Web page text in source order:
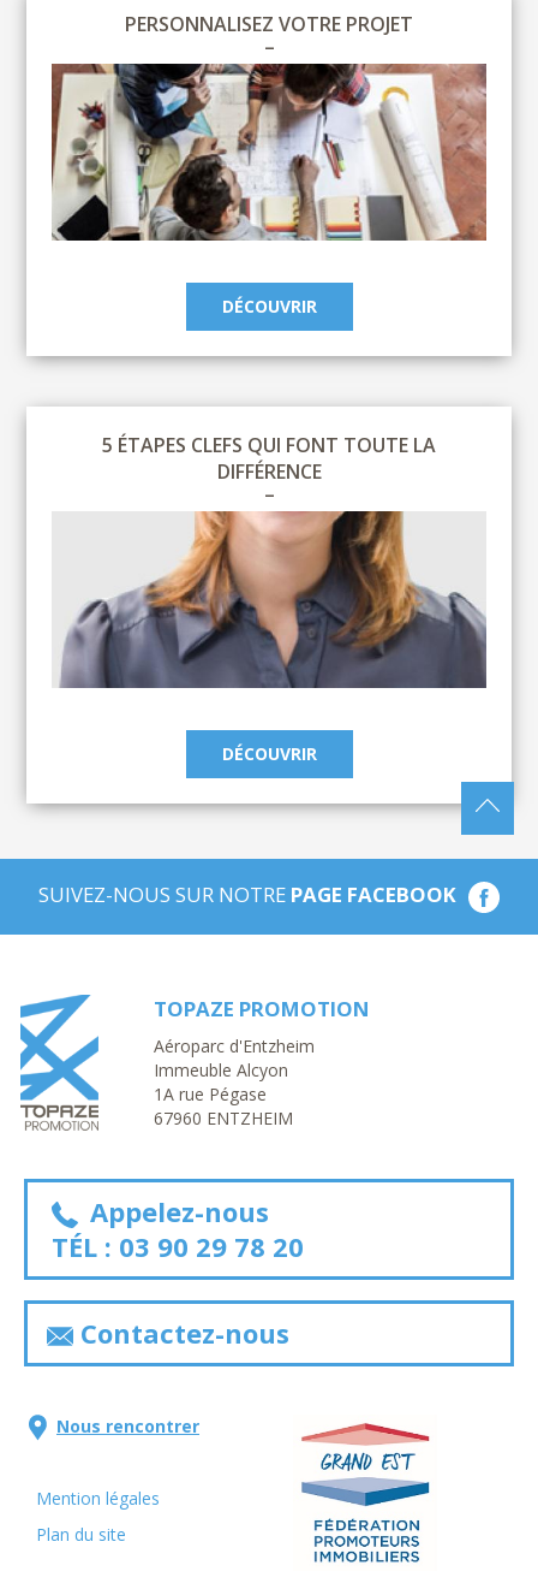
PERSONNALISEZ VOTRE PROJET
DÉCOUVRIR
5 ÉTAPES CLEFS QUI FONT TOUTE LA
DIFFÉRENCE
DÉCOUVRIR
SUIVEZ-NOUS SUR NOTRE PAGE FACEBOOK
TOPAZE PROMOTION
Aéroparc d'Entzheim
Immeuble Alcyon
1A rue Pégase
67960 ENTZHEIM
Appelez-nous
TÉL : 03 90 29 78 20
Contactez-nous
Nous rencontrer
Mention légales
Plan du site